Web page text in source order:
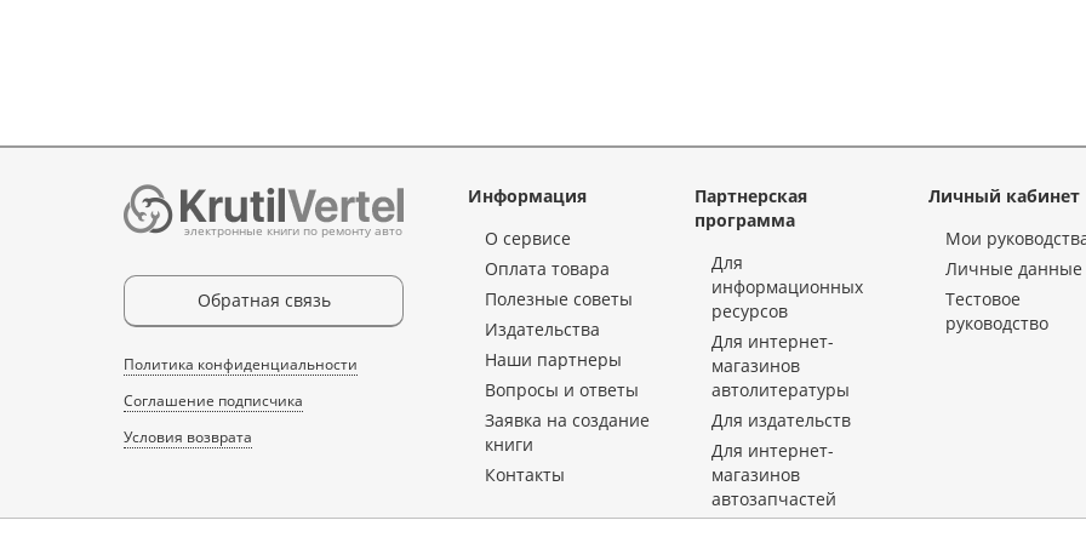
электронные книги по ремонту авто
Обратная связь
Политика конфиденциальности
Соглашение подписчика
Условия возврата
Информация
О сервисе
Оплата товара
Полезные советы
Издательства
Наши партнеры
Вопросы и ответы
Заявка на создание
книги
Контакты
Партнерская
программа
Для
информационных
ресурсов
Для интернет-
магазинов
автолитературы
Для издательств
Для интернет-
магазинов
автозапчастей
Личный кабинет
Мои
Личные данные
Тестовое
руководство